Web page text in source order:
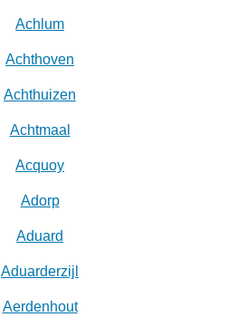
Achlum
Achthoven
Achthuizen
Achtmaal
Acquoy
Adorp
Aduard
Aduarderzijl
Aerdenhout